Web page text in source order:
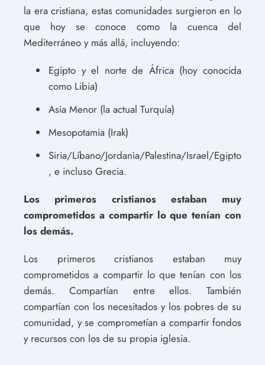
la era cristiana, estas comunidades surgieron en lo
que hoy se conoce como la cuenca del
Mediterráneo y más allá, incluyendo:
Egipto y el norte de África (hoy conocida
como Libia)
Asia Menor (la actual Turquía)
Mesopotamia (Irak)
Siria/Líbano/Jordania/Palestina/Israel/Egipto
, e incluso Grecia.
Los primeros cristianos estaban muy
comprometidos a compartir lo que tenían con
los demás.
Los primeros cristianos estaban muy
comprometidos a compartir lo que tenían con los
demás. Compartían entre ellos. También
compartían con los necesitados y los pobres de su
comunidad, y se comprometían a compartir fondos
y recursos con los de su propia iglesia.